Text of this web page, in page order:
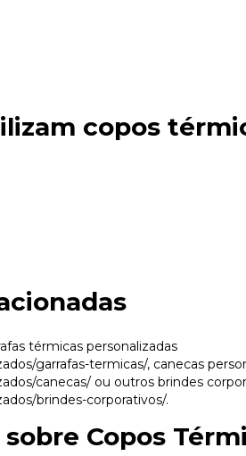
copos
térmicas personalizadas
garrafas-termicas/, canecas
canecas/ ou outros brindes
brindes-corporativos/.
Copos